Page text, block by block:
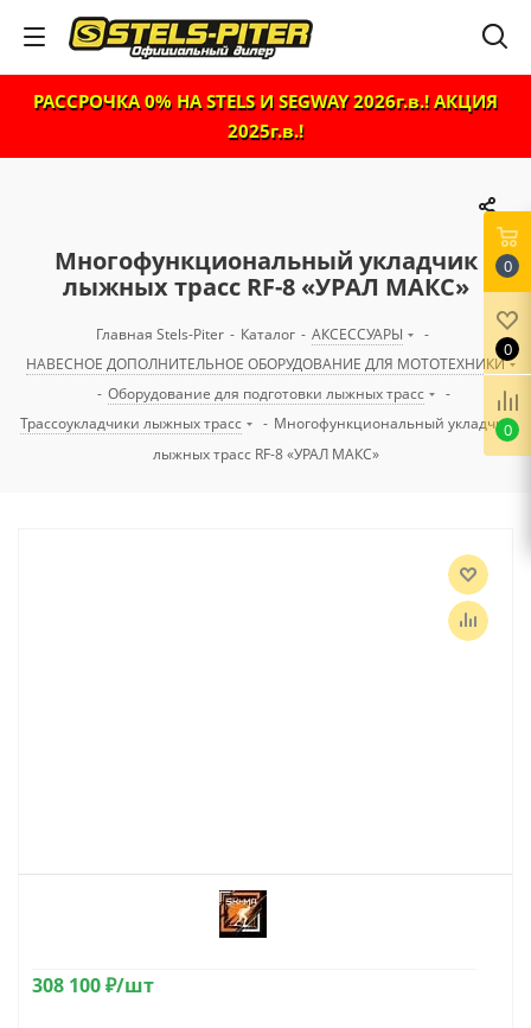
РАССРОЧКА 0% НА STELS И SEGWAY 2026г.в.! АКЦИЯ
2025г.в.!
Многофункциональный укладчик
лыжных трасс RF-8 «УРАЛ МАКС»
Главная Stels-Piter - Каталог - АКСЕССУАРЫ
-
НАВЕСНОЕ ДОПОЛНИТЕЛЬНОЕ ОБОРУДОВАНИЕ ДЛЯ МОТОТЕХНИКИ
- Оборудование для подготовки лыжных трасс
-
Трассоукладчики лыжных трасс
- Многофункциональный укладчик
лыжных трасс RF-8 «УРАЛ МАКС»
308 100₽/шт
0
0
0